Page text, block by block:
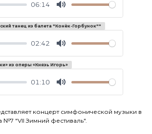
06:14
02:42
танец из балета "Конёк-Горбунок""
01:10
из оперы «Князь Игорь»
концерт симфонической музыки в
№7 "VII Зимний фестиваль".